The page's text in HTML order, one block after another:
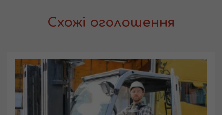
Схожі оголошення